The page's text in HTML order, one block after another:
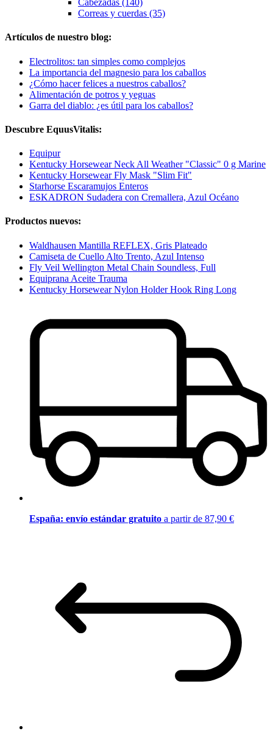
Cabezadas (140)
Correas y cuerdas (35)
Artículos de nuestro blog:
Electrolitos: tan simples como complejos
La importancia del magnesio para los caballos
¿Cómo hacer felices a nuestros caballos?
Alimentación de potros y yeguas
Garra del diablo: ¿es útil para los caballos?
Descubre EquusVitalis:
Equipur
Kentucky Horsewear Neck All Weather "Classic" 0 g Marine
Kentucky Horsewear Fly Mask "Slim Fit"
Starhorse Escaramujos Enteros
ESKADRON Sudadera con Cremallera, Azul Océano
Productos nuevos:
Waldhausen Mantilla REFLEX, Gris Plateado
Camiseta de Cuello Alto Trento, Azul Intenso
Fly Veil Wellington Metal Chain Soundless, Full
Equiprana Aceite Trauma
Kentucky Horsewear Nylon Holder Hook Ring Long
España: envío estándar gratuito a partir de 87,90 €